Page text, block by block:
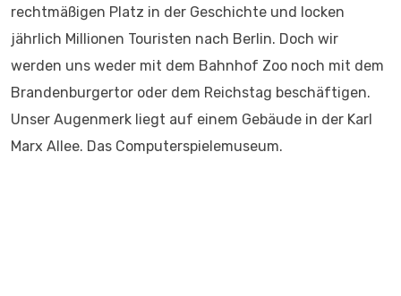
rechtmäßigen Platz in der Geschichte und locken
jährlich Millionen Touristen nach Berlin. Doch wir
werden uns weder mit dem Bahnhof Zoo noch mit dem
Brandenburgertor oder dem Reichstag beschäftigen.
Unser Augenmerk liegt auf einem Gebäude in der Karl
Marx Allee. Das Computerspielemuseum.